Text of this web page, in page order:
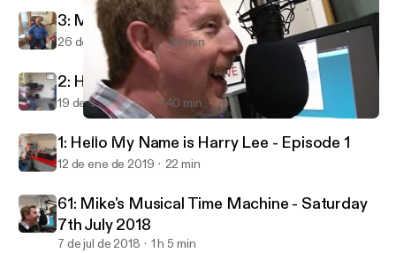
LIRRadio
3: My Name Is Harry Lee - 26th Jan 2019
26 de ene de 2019 29 min
2: Hello My Name is Harry Lee - Episode 2
19 de ene de 2019 40 min
1: Hello My Name is Harry Lee - Episode 1
12 de ene de 2019 22 min
61: Mike's Musical Time Machine - Saturday
7th July 2018
7 de jul de 2018 1 h 5 min